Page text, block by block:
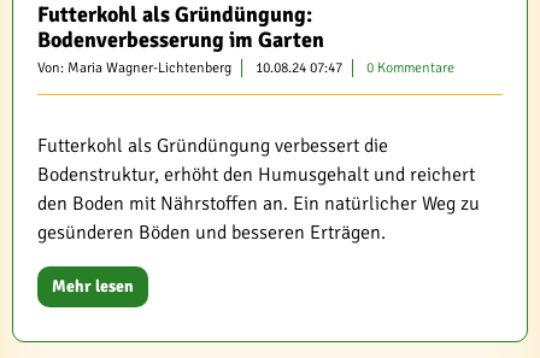
Futterkohl als Gründüngung:
Bodenverbesserung im Garten
Von: Maria Wagner-Lichtenberg 10.08.24 07:47 0 Kommentare
Futterkohl als Gründüngung verbessert die
Bodenstruktur, erhöht den Humusgehalt und reichert
den Boden mit Nährstoffen an. Ein natürlicher Weg zu
gesünderen Böden und besseren Erträgen.
Mehr lesen